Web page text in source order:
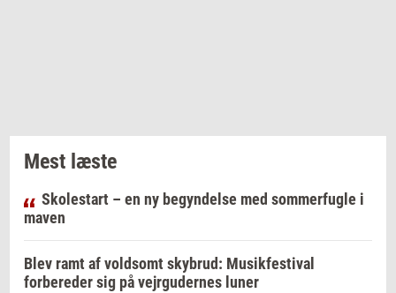
Mest læste
Skolestart – en ny begyndelse med sommerfugle i
maven
Blev ramt af voldsomt skybrud: Musikfestival
forbereder sig på vejrgudernes luner